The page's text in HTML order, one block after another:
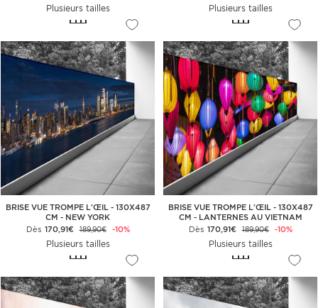
Plusieurs tailles Plusieurs tailles
BRISE VUE TROMPE L'ŒIL - 130X487
CM - NEW YORK
Dès 170,91€ 189,90€ -10%
Plusieurs tailles
BRISE VUE TROMPE L'ŒIL - 130X487
CM - LANTERNES AU VIETNAM
Dès 170,91€ 189,90€ -10%
Plusieurs tailles